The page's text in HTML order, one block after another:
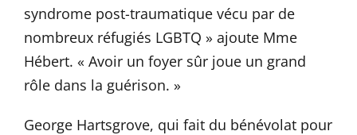
syndrome post-traumatique vécu par de
nombreux réfugiés LGBTQ » ajoute Mme
Hébert. « Avoir un foyer sûr joue un grand
rôle dans la guérison. »
George Hartsgrove, qui fait du bénévolat pour